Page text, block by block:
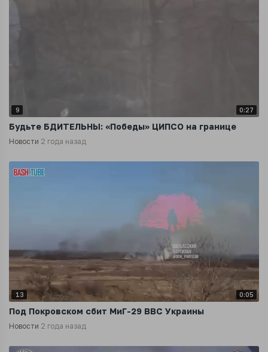
9 0:27
Будьте БДИТЕЛЬНЫ: «Победы» ЦИПСО на границе
Новости 2 года назад
13 0:05
‍Под Покровском сбит МиГ-29 ВВС Украины
Новости 2 года назад